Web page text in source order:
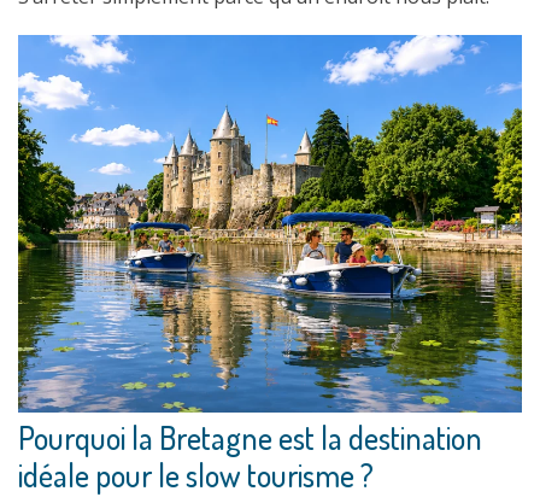
Pourquoi la Bretagne est la destination
idéale pour le slow tourisme ?